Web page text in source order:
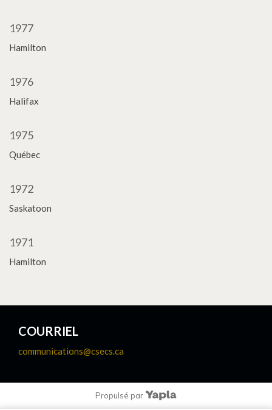
1977
Hamilton
1976
Halifax
1975
Québec
1972
Saskatoon
1971
Hamilton
COURRIEL
communications@csecs.ca
Propulsé par